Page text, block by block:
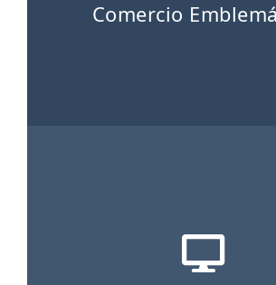
Comercio